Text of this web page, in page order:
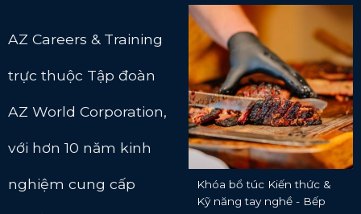
AZ Careers & Training
trực thuộc Tập đoàn
AZ World Corporation,
với hơn 10 năm kinh
nghiệm cung cấp
Khóa bổ túc Kiến thức &
Kỹ năng tay nghề - Bếp